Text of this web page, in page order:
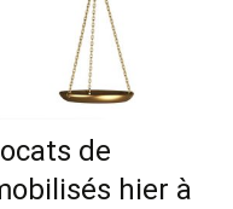
de
hier à